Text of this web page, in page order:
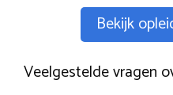
Bekijk
Veelgestelde vragen